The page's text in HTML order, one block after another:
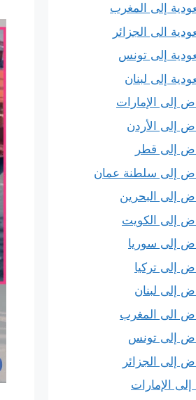
إلى المغرب
الى الجزائر
إلى تونس
إلى لبنان
إلى الإمارات
إلى الأردن
إلى قطر
إلى سلطنة عمان
إلى البحرين
إلى الكويت
إلى سوريا
إلى تركيا
إلى لبنان
الى المغرب
إلى تونس
إلى الجزائر
الإمارات